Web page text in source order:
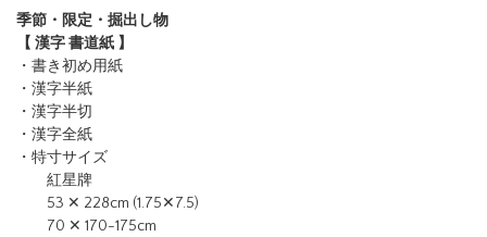
季節・限定・掘出し物
【 漢字 書道紙 】
・書き初め用紙
・漢字半紙
・漢字半切
・漢字全紙
・特寸サイズ
紅星牌
53 ✕ 228cm (1.75✕7.5)
70 ✕ 170-175cm